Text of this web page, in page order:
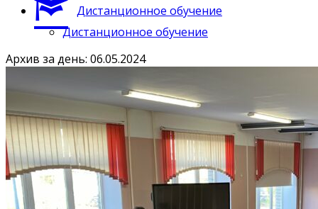
Дистанционное обучение
Дистанционное обучение
Архив за день: 06.05.2024